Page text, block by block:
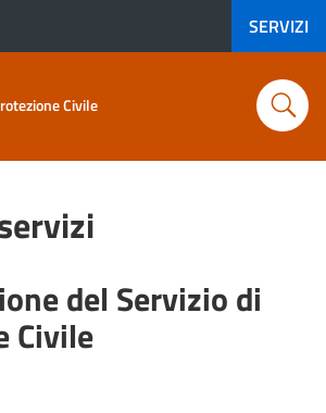
SERVIZI
Civile
del Servizio di
Civile